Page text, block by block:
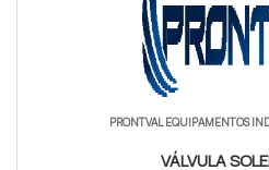
PRONTVAL EQUIPAMENTOS
VÁLVULA